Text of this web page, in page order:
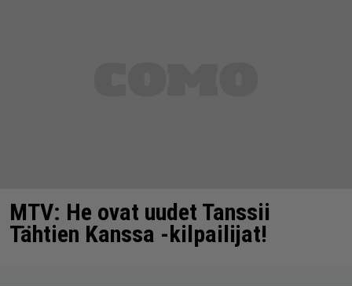
MTV: He ovat uudet Tanssii
Tähtien Kanssa -kilpailijat!